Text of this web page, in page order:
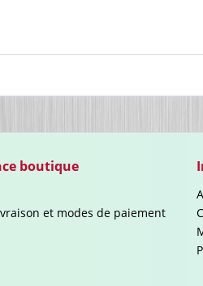
boutique
et modes de paiement